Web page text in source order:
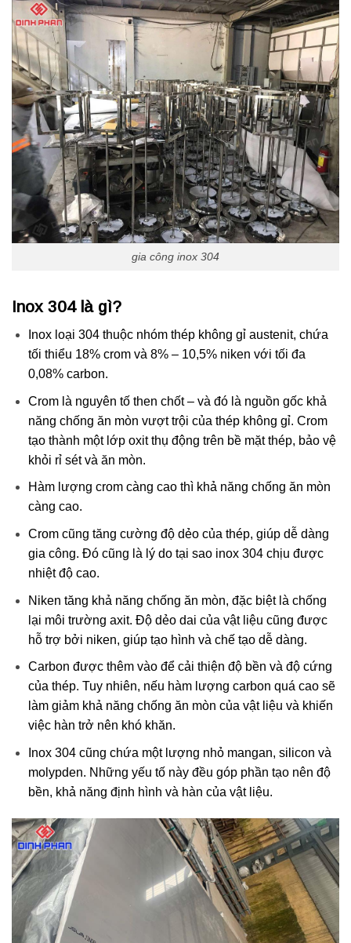
gia công inox 304
Inox 304 là gì?
Inox loại 304 thuộc nhóm thép không gỉ austenit, chứa
tối thiểu 18% crom và 8% – 10,5% niken với tối đa
0,08% carbon.
Crom là nguyên tố then chốt – và đó là nguồn gốc khả
năng chống ăn mòn vượt trội của thép không gỉ. Crom
tạo thành một lớp oxit thụ động trên bề mặt thép, bảo vệ
khỏi rỉ sét và ăn mòn.
Hàm lượng crom càng cao thì khả năng chống ăn mòn
càng cao.
Crom cũng tăng cường độ dẻo của thép, giúp dễ dàng
gia công. Đó cũng là lý do tại sao inox 304 chịu được
nhiệt độ cao.
Niken tăng khả năng chống ăn mòn, đặc biệt là chống
lại môi trường axit. Độ dẻo dai của vật liệu cũng được
hỗ trợ bởi niken, giúp tạo hình và chế tạo dễ dàng.
Carbon được thêm vào để cải thiện độ bền và độ cứng
của thép. Tuy nhiên, nếu hàm lượng carbon quá cao sẽ
làm giảm khả năng chống ăn mòn của vật liệu và khiến
việc hàn trở nên khó khăn.
Inox 304 cũng chứa một lượng nhỏ mangan, silicon và
molypden. Những yếu tố này đều góp phần tạo nên độ
bền, khả năng định hình và hàn của vật liệu.